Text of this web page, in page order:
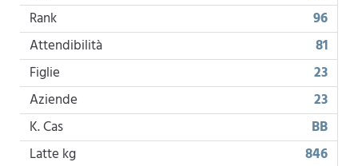
Rank
96
Attendibilità
81
Figlie
23
Aziende
23
K. Cas
BB
Latte kg
846